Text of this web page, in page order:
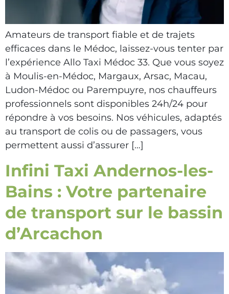
Amateurs de transport fiable et de trajets
efficaces dans le Médoc, laissez-vous tenter par
l’expérience Allo Taxi Médoc 33. Que vous soyez
à Moulis-en-Médoc, Margaux, Arsac, Macau,
Ludon-Médoc ou Parempuyre, nos chauffeurs
professionnels sont disponibles 24h/24 pour
répondre à vos besoins. Nos véhicules, adaptés
au transport de colis ou de passagers, vous
permettent aussi d’assurer […]
Infini Taxi Andernos-les-
Bains : Votre partenaire
de transport sur le bassin
d’Arcachon